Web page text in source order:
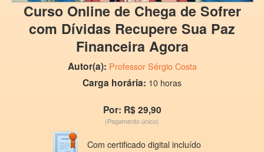
Curso Online de Chega de Sofrer
com Dívidas Recupere Sua Paz
Financeira Agora
Autor(a): Professor Sérgio Costa
Carga horária: 10 horas
Por: R$ 29,90
(Pagamento único)
Com certificado digital incluído